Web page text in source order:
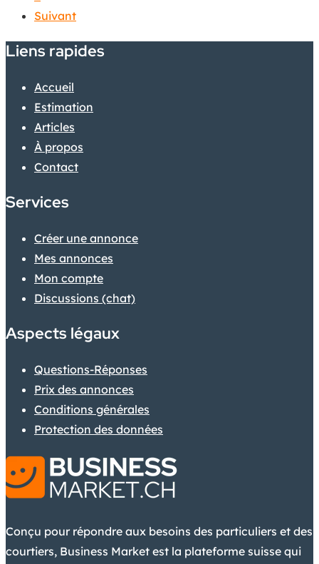
Suivant
Liens rapides
Accueil
Estimation
Articles
À propos
Contact
Services
Créer une annonce
Mes annonces
Mon compte
Discussions (chat)
Aspects légaux
Questions-Réponses
Prix des annonces
Conditions générales
Protection des données
Conçu pour répondre aux besoins des particuliers et des
courtiers, Business Market est la plateforme suisse qui